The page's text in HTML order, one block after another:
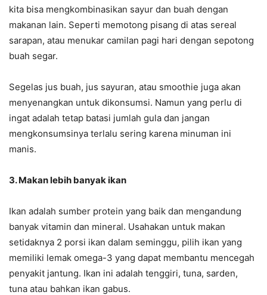
kita bisa mengkombinasikan sayur dan buah dengan
makanan lain. Seperti memotong pisang di atas sereal
sarapan, atau menukar camilan pagi hari dengan sepotong
buah segar.
Segelas jus buah, jus sayuran, atau smoothie juga akan
menyenangkan untuk dikonsumsi. Namun yang perlu di
ingat adalah tetap batasi jumlah gula dan jangan
mengkonsumsinya terlalu sering karena minuman ini
manis.
3. Makan lebih banyak ikan
Ikan adalah sumber protein yang baik dan mengandung
banyak vitamin dan mineral. Usahakan untuk makan
setidaknya 2 porsi ikan dalam seminggu, pilih ikan yang
memiliki lemak omega-3 yang dapat membantu mencegah
penyakit jantung. Ikan ini adalah tenggiri, tuna, sarden,
tuna atau bahkan ikan gabus.